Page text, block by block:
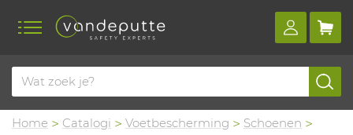
Home Catalogi Voetbescherming
Schoenen